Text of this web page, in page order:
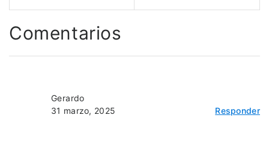
Comentarios
Gerardo
31 marzo, 2025
Responder